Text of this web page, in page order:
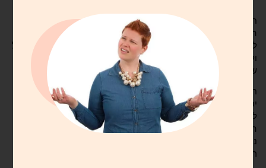
חוסר עקביות בכתב יד יכול לספק תובנות חשובות לגבי הלך הרוח,
הרגשות ותכונות האישיות של האדם. חוסר עקביות אלה יכולים
להתבטא בהיבטים שונים של כתב יד, כגון מרווח אותיות, נטייה, גודל
ולחץ. ניתוח אי העקביות הללו יכול לעזור לחשוף היבטים נסתרים
של הנפש של האדם ולספק הבנה עמוקה יותר של עצמו.
חוסר עקביות אחד הוא ריווח אותיות. מרווחים משתנים בין אותיות
יכולים להצביע על תנודות במצב הרוח או ברמת המיקוד של האדם.
לדוגמה, מרווחים הדוקים עשויים להצביע על תחושת דחיפות או
הקפדה, בעוד שמרווחים רחבים יותר עשויים להצביע על הלך רוח
נינוח או מפוזר יותר. וריאציות אלו במרווח האותיות יכולות לספק
רמזים לגבי תשומת הלב של אדם לפרטים ולרמת הארגון.